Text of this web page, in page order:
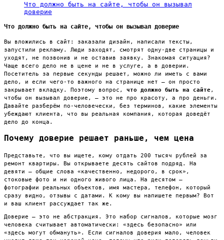
Что должно быть на сайте, чтобы он вызывал
доверие
Что должно быть на сайте, чтобы он вызывал доверие
Вы вложились в сайт: заказали дизайн, написали тексты,
запустили рекламу. Люди заходят, смотрят одну-две страницы и
уходят, не позвонив и не оставив заявку. Знакомая ситуация?
Чаще всего дело не в цене и не в услуге, а в доверии.
Посетитель за первые секунды решает, можно ли иметь с вами
дело, и если чего-то важного на странице нет — он просто
закрывает вкладку. Поэтому вопрос, что должно быть на сайте,
чтобы он вызывал доверие, — это не про красоту, а про деньги.
Давайте разберём по-человечески, без терминов, какие элементы
убеждают клиента, что вы реальная компания, которая доведёт
дело до конца.
Почему доверие решает раньше, чем цена
Представьте, что вы ищете, кому отдать 200 тысяч рублей за
ремонт квартиры. Вы открываете десять сайтов подряд. На
девяти — общие слова «качественно, недорого, в срок»,
стоковые фото и ни одного живого лица. На десятом —
фотографии реальных объектов, имя мастера, телефон, который
сразу видно, отзывы с датами. К кому вы напишете первым? Вот
и ваш клиент рассуждает так же.
Доверие — это не абстракция. Это набор сигналов, которые мозг
человека считывает автоматически: «здесь безопасно» или
«здесь могут обмануть». Если сигналов доверия мало, человек